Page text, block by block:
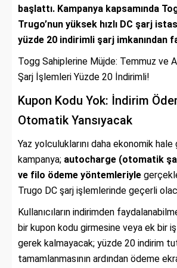
başlattı. Kampanya kapsamında
Trugo’nun yüksek hızlı DC şarj
yüzde 20 indirimli şarj imkanından
Togg Sahiplerine Müjde: Temmuz ve
Şarj İşlemleri Yüzde 20 İndirimli!
Kupon Kodu Yok: İndirim
Otomatik Yansıyacak
Yaz yolculuklarını daha ekonomik
kampanya; autocharge (otomatik
ve filo ödeme yöntemleriyle
Trugo DC şarj işlemlerinde geçerli
Kullanıcıların indirimden
bir kupon kodu girmesine veya ek bir
gerek kalmayacak; yüzde 20 indirim
tamamlanmasının ardından ödeme